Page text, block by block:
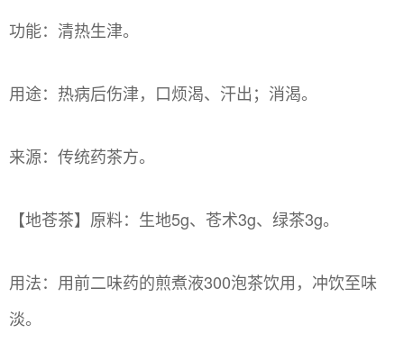
功能：清热生津。
用途：热病后伤津，口烦渴、汗出；消渴。
来源：传统药茶方。
【地苍茶】原料：生地5g、苍术3g、绿茶3g。
用法：用前二味药的煎煮液300泡茶饮用，冲饮至味
淡。